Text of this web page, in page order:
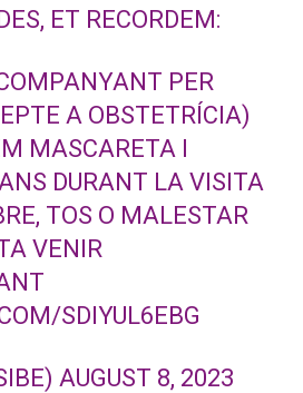
ET RECORDEM:
PER
A OBSTETRÍCIA)
MASCARETA I
DURANT LA VISITA
TOS O MALESTAR
VENIR
SDIYUL6EBG
AUGUST 8, 2023